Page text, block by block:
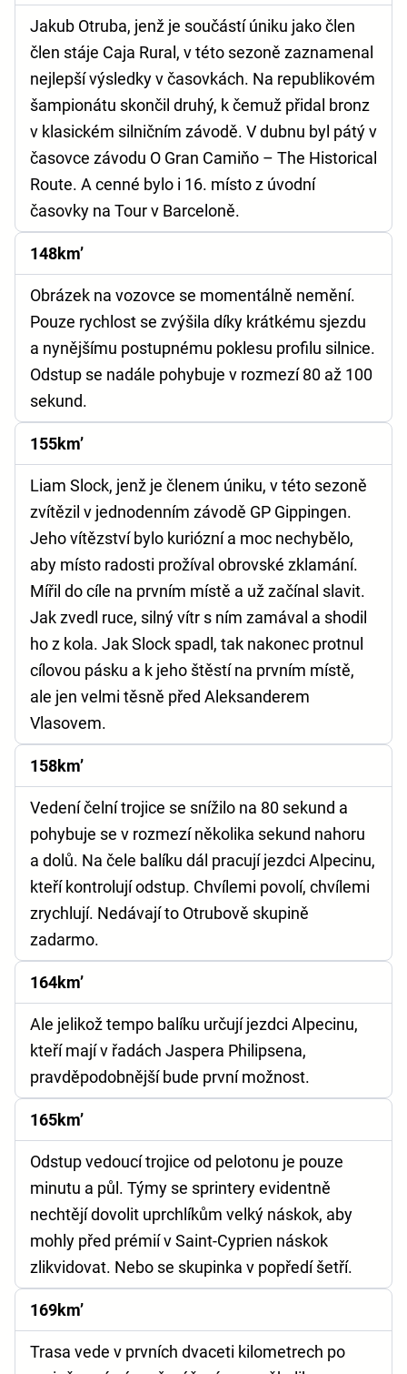
Jakub Otruba, jenž je součástí úniku jako člen
člen stáje Caja Rural, v této sezoně zaznamenal
nejlepší výsledky v časovkách. Na republikovém
šampionátu skončil druhý, k čemuž přidal bronz
v klasickém silničním závodě. V dubnu byl pátý v
časovce závodu O Gran Camiňo – The Historical
Route. A cenné bylo i 16. místo z úvodní
časovky na Tour v Barceloně.
148km’
Obrázek na vozovce se momentálně nemění.
Pouze rychlost se zvýšila díky krátkému sjezdu
a nynějšímu postupnému poklesu profilu silnice.
Odstup se nadále pohybuje v rozmezí 80 až 100
sekund.
155km’
Liam Slock, jenž je členem úniku, v této sezoně
zvítězil v jednodenním závodě GP Gippingen.
Jeho vítězství bylo kuriózní a moc nechybělo,
aby místo radosti prožíval obrovské zklamání.
Mířil do cíle na prvním místě a už začínal slavit.
Jak zvedl ruce, silný vítr s ním zamával a shodil
ho z kola. Jak Slock spadl, tak nakonec protnul
cílovou pásku a k jeho štěstí na prvním místě,
ale jen velmi těsně před Aleksanderem
Vlasovem.
158km’
Vedení čelní trojice se snížilo na 80 sekund a
pohybuje se v rozmezí několika sekund nahoru
a dolů. Na čele balíku dál pracují jezdci Alpecinu,
kteří kontrolují odstup. Chvílemi povolí, chvílemi
zrychlují. Nedávají to Otrubově skupině
zadarmo.
164km’
Ale jelikož tempo balíku určují jezdci Alpecinu,
kteří mají v řadách Jaspera Philipsena,
pravděpodobnější bude první možnost.
165km’
Odstup vedoucí trojice od pelotonu je pouze
minutu a půl. Týmy se sprintery evidentně
nechtějí dovolit uprchlíkům velký náskok, aby
mohly před prémií v Saint-Cyprien náskok
zlikvidovat. Nebo se skupinka v popředí šetří.
169km’
Trasa vede v prvních dvaceti kilometrech po